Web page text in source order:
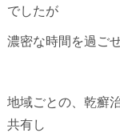
でしたが
濃密な時間を過ご
地域ごとの、乾癬
共有し